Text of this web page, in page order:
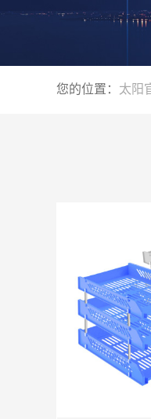
您的位置： 太阳